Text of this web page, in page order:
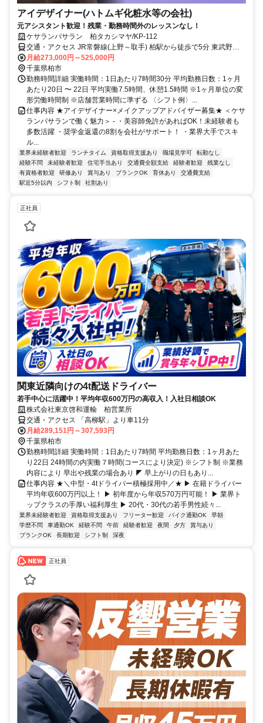
アイデザイナー(ハトムギ化粧水等の会社)
元アシスタント歓迎！残業・勤務時間外のレッスンなし！
ケサランパサラン 柏タカシマヤ/KP-112
交通・アクセス JR常磐線(上野～取手) 柏駅から徒歩で5分 東武野田
線 柏駅から徒歩で5分
月給273,000円～525,000円
千葉県柏市
勤務時間詳細 実働時間：1日あたり7時間30分 平均勤務日数：1ヶ月
あたり20日 〜 22日 平均実働7.5時間、休憩1.5時間 ※1ヶ月単位の変
形労働時間制 ※店舗営業時間に準ずる 〈シフト例〉...
仕事内容 ★アイデザイナー×メイクアップアドバイザー募集★ ＜ケサ
ランパサランで働く魅力＞ - ・美容師免許があればOK！未経験者も
多数活躍 ・奨学金返還の8割を会社がサポート！ ・業界大手でスキ
ル...
業界未経験者歓迎 ランチタイム 資格取得支援あり 職場見学可
転勤なし
経験不問
未経験者歓迎 住宅手当あり 交通費全額支給 経験者歓迎
残業なし
有資格者歓迎
研修あり 賞与あり ブランクOK 育休あり
交通費支給
駅近5分以内
シフト制 社割あり
正社員
関東近隣向けの4t配送ドライバー
若手中心に活躍中！平均年収600万円の高収入！入社日相談OK
株式会社東京啓和運輸 柏営業所
交通・アクセス 「高柳駅」より車11分
月給289,151円～307,593円
千葉県柏市
勤務時間詳細 実働時間：1日あたり7時間 平均勤務日数：1ヶ月あた
り22日 24時間の内実働７時間(コースにより決定) ※シフト制 ※業務
内容により 早出や残業の場合あり ◤ 早上がりの日もあり...
仕事内容 ★＼中型・4tドライバー積極採用中／★ ▶ 在籍ドライバー
平均年収600万円以上！ ▶ 初年度から年収570万円可能！ ▶ 業界ト
ップクラスの手厚い福利厚生 ▶ 20代・30代の若手男性続々...
業界未経験者歓迎 資格取得支援あり フリーター歓迎 バイク通勤OK
早朝
学歴不問
車通勤OK 経験不問 午前 経験者歓迎 夜間 夕方
賞与あり
ブランクOK
長期歓迎 シフト制 深夜
正社員